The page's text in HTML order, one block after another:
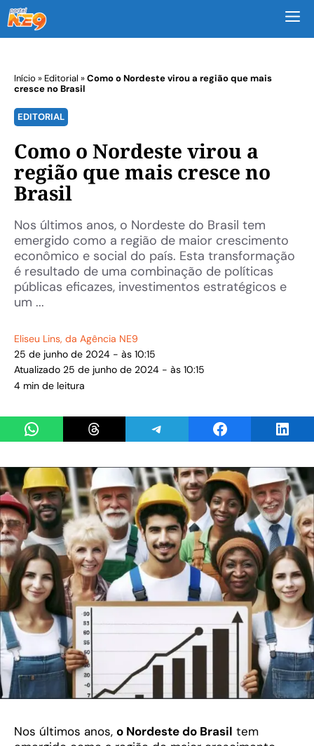
Início » Editorial »Como o Nordeste virou a região que mais
cresce no Brasil
EDITORIAL
Como o Nordeste virou a
região que mais cresce no
Brasil
Nos últimos anos, o Nordeste do Brasil tem
emergido como a região de maior crescimento
econômico e social do país. Esta transformação
é resultado de uma combinação de políticas
públicas eficazes, investimentos estratégicos e
um ...
Eliseu Lins, da Agência NE9
25 de junho de 2024 - às 10:15
Atualizado 25 de junho de 2024 - às 10:15
4 min de leitura
Share on WhatsAppShare on ThreadsShare on TelegramShare on Facebook
Nos últimos anos, o Nordeste do Brasil tem